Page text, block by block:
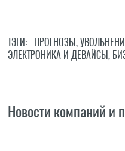
ТЭГИ: ПРОГНОЗЫ,
ЭЛЕКТРОНИКА И ДЕВАЙСЫ,
Новости компаний и